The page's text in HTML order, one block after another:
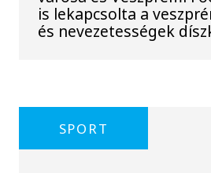
is lekapcsolta a
és nevezetességek
SPORT